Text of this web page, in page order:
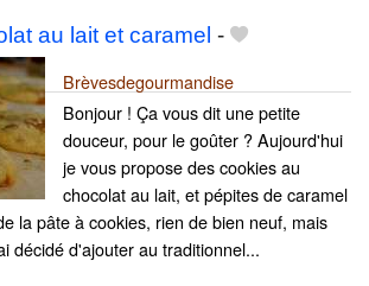
au lait et caramel -
Brèvesdegourmandise
Bonjour ! Ça vous dit une petite
douceur, pour le goûter ? Aujourd'hui
je vous propose des cookies au
chocolat au lait, et pépites de caramel
la pâte à cookies, rien de bien neuf, mais
décidé d'ajouter au traditionnel...